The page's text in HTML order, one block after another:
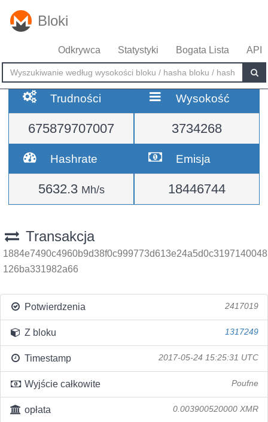
Bloki
Odkrywca Statystyki Bogata Lista API
Trudności
675879707007
Wysokość
3734268
Hashrate
5632.3 Mh/s
Emisja
18446744
Transakcja
1884e7490c4960b9d38f0c999773d613e24a5d0c3197140048
126ba331982a66
Potwierdzenia 2417019
Z bloku 1317249
Timestamp 2017-05-24 15:25:31 UTC
Wyjście całkowite Poufne
opłata 0.003900520000 XMR